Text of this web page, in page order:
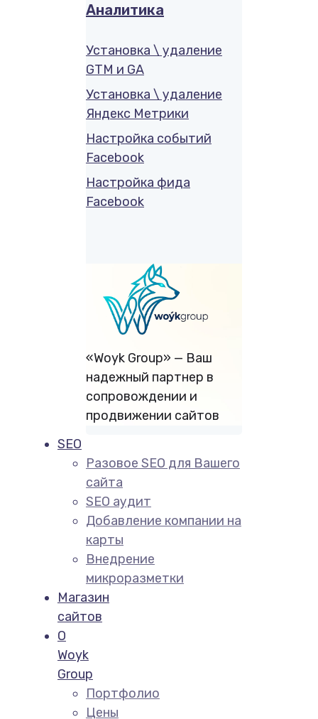
Аналитика
Установка \ удаление
GTM и GA
Установка \ удаление
Яндекс Метрики
Настройка событий
Facebook
Настройка фида
Facebook
«Woyk Group» — Ваш
надежный партнер в
сопровождении и
продвижении сайтов
SEO
Разовое SEO для Вашего
сайта
SEO аудит
Добавление компании на
карты
Внедрение
микроразметки
Магазин
сайтов
О
Woyk
Group
Портфолио
Цены